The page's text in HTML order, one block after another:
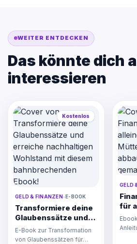
WEITER ENTDECKEN
Das könnte dich
interessieren
Kostenlos
GELD & FINANZEN•E-BOOK
Transformiere deine
Glaubenssätze und
erreiche
nachhaltigen
E-Book zur Transformation
von Glaubenssätzen für
GELD
für